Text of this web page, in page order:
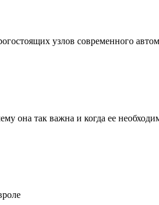
узлов современного
она так важна и когда ее